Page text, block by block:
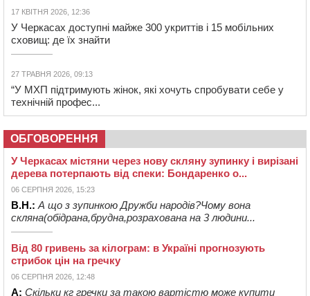
17 КВІТНЯ 2026, 12:36
У Черкасах доступні майже 300 укриттів і 15 мобільних
сховищ: де їх знайти
27 ТРАВНЯ 2026, 09:13
“У МХП підтримують жінок, які хочуть спробувати себе у
технічній профес...
ОБГОВОРЕННЯ
У Черкасах містяни через нову скляну зупинку і вирізані
дерева потерпають від спеки: Бондаренко о...
06 СЕРПНЯ 2026, 15:23
В.Н.: А що з зупинкою Дружби народів?Чому вона
скляна(обідрана,брудна,розрахована на 3 людини...
Від 80 гривень за кілограм: в Україні прогнозують
стрибок цін на гречку
06 СЕРПНЯ 2026, 12:48
А: Скільки кг гречки за такою вартістю може купити